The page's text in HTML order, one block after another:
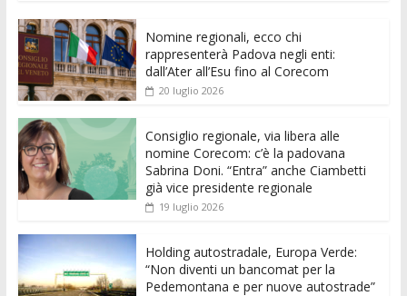
e
b
o
o
k
itt
er l s
A
p
p
e
n
er
di
t
e
dI
di
vi
Nomine regionali, ecco chi
rappresenterà Padova negli enti:
dall’Ater all’Esu fino al Corecom
20 luglio 2026
Consiglio regionale, via libera alle
nomine Corecom: c’è la padovana
Sabrina Doni. “Entra” anche Ciambetti
già vice presidente regionale
19 luglio 2026
Holding autostradale, Europa Verde:
“Non diventi un bancomat per la
Pedemontana e per nuove autostrade”